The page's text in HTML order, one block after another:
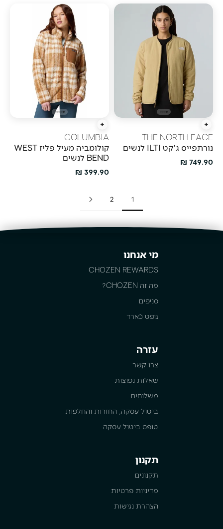
הוספה מהירה
THE NORTH FACE
נורתפייס ג'קט ILTI לנשים
מחיר מבצע
749.90 ₪
הוספה מהירה
COLUMBIA
קולומביה מעיל פליז WEST
BEND לנשים
מחיר מבצע
399.90 ₪
1
2
מי אנחנו
CHOZEN REWARDS
מה זה CHOZEN?
סניפים
גיפט כארד
עזרה
צרו קשר
שאלות נפוצות
משלוחים
ביטול עסקה, החזרות והחלפות
טופס ביטול עסקה
תקנון
תקנונים
מדיניות פרטיות
הצהרת נגישות